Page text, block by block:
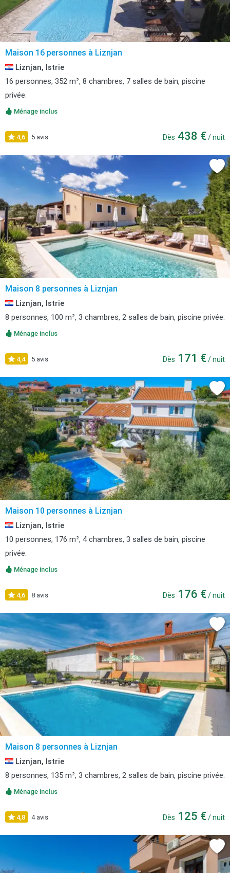
Maison 16 personnes à Liznjan
Liznjan, Istrie
16 personnes, 352 m², 8 chambres, 7 salles de bain, piscine
privée.
Ménage inclus
4,6 5 avis Dès 438 € / nuit
Maison 8 personnes à Liznjan
Liznjan, Istrie
8 personnes, 100 m², 3 chambres, 2 salles de bain, piscine privée.
Ménage inclus
4,4 5 avis Dès 171 € / nuit
Maison 10 personnes à Liznjan
Liznjan, Istrie
10 personnes, 176 m², 4 chambres, 3 salles de bain, piscine
privée.
Ménage inclus
4,6 8 avis Dès 176 € / nuit
Maison 8 personnes à Liznjan
Liznjan, Istrie
8 personnes, 135 m², 3 chambres, 2 salles de bain, piscine privée.
Ménage inclus
4,8 4 avis Dès 125 € / nuit